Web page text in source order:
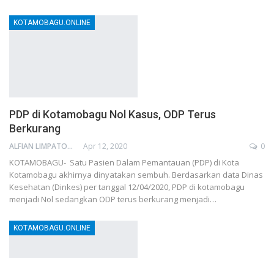
KOTAMOBAGU.ONLINE
PDP di Kotamobagu Nol Kasus, ODP Terus
Berkurang
ALFIAN LIMPATON Apr 12, 2020 0
KOTAMOBAGU- Satu Pasien Dalam Pemantauan (PDP) di Kota
Kotamobagu akhirnya dinyatakan sembuh. Berdasarkan data Dinas
Kesehatan (Dinkes) per tanggal 12/04/2020, PDP di kotamobagu
menjadi Nol sedangkan ODP terus berkurang menjadi…
KOTAMOBAGU.ONLINE